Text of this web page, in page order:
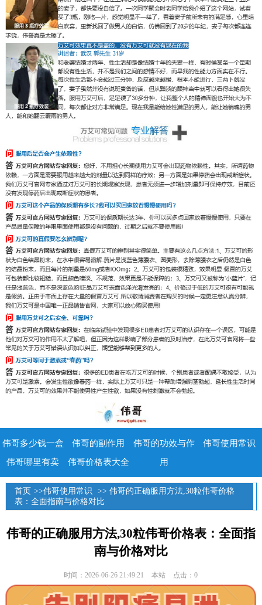
伟哥多少钱一盒 伟哥的副作用
伟哥的功效与作
用
伟哥使用常识
伟哥哪里有卖
伟哥价格表大全
首页 >>伟哥使用常识
>> 伟哥的正确服用方法,30粒伟哥价格
表：全面指南与价格对比
伟哥的正确服用方法,30粒伟哥价格表：全面指
南与价格对比
时间：2026-06-26 21:49:21 本站 点击：0